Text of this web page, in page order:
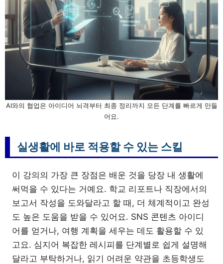
AI와의 협업은 아이디어 뇌격부터 최종 정리까지 모든 단계를 빠르게 만들
어요.
실생활에 바로 적용할 수 있는 스킬
이 강의의 가장 큰 장점은 배운 것을 당장 내 생활에
써먹을 수 있다는 거예요. 학교 리포트나 직장에서의
보고서 작성을 도와달라고 할 때, 더 체계적이고 완성
도 높은 도움을 받을 수 있어요. SNS 콘텐츠 아이디
어를 얻거나, 여행 계획을 세우는 데도 활용할 수 있
고요. 심지어 복잡한 레시피를 단계별로 쉽게 설명해
달라고 부탁하거나, 읽기 어려운 약관을 초등학생도